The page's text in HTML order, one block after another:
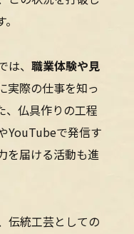
、 職業体験や見
実際の仕事を知っ
、仏具作りの工程
YouTubeで発信す
を届ける活動も進
伝統工芸としての